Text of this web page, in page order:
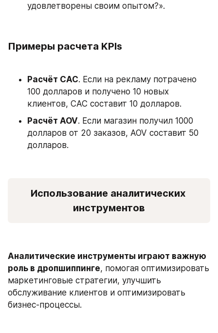
удовлетворены своим опытом?».
Примеры расчета KPIs
Расчёт CAC. Если на рекламу потрачено
100 долларов и получено 10 новых
клиентов, CAC составит 10 долларов.
Расчёт AOV. Если магазин получил 1000
долларов от 20 заказов, AOV составит 50
долларов.
Использование аналитических
инструментов
Аналитические инструменты играют важную
роль в дропшиппинге, помогая оптимизировать
маркетинговые стратегии, улучшить
обслуживание клиентов и оптимизировать
бизнес-процессы.